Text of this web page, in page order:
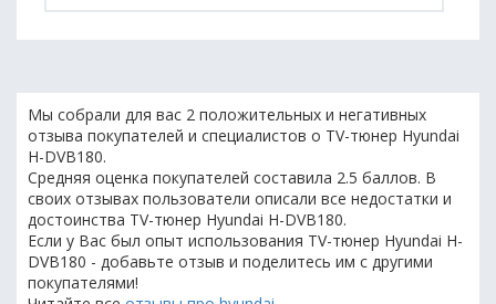
Мы собрали для вас 2 положительных и негативных
отзыва покупателей и специалистов о TV-тюнер Hyundai
H-DVB180.
Средняя оценка покупателей составила 2.5 баллов. В
своих отзывах пользователи описали все недостатки и
достоинства TV-тюнер Hyundai H-DVB180.
Если у Вас был опыт использования TV-тюнер Hyundai H-
DVB180 - добавьте отзыв и поделитесь им с другими
покупателями!